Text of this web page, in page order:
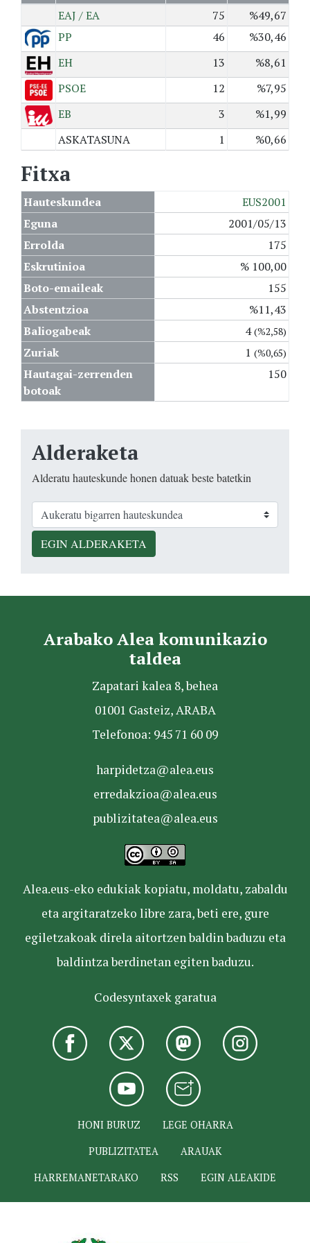
EAJ / EA
75
%49,67
PP
46
%30,46
EH
13
%8,61
PSOE
12
%7,95
EB
3
%1,99
ASKATASUNA
1 %0,66
Fitxa
Hauteskundea
EUS2001
Eguna
2001/05/13
Errolda
175
Eskrutinioa
% 100,00
Boto-emaileak
155
Abstentzioa
%11,43
Baliogabeak
4(%2,58)
Zuriak 1 (%0,65)
Hautagai-zerrenden
botoak
150
Alderaketa
Alderatu hauteskunde honen datuak beste batetkin
EGIN ALDERAKETA
Arabako Alea komunikazio
taldea
Zapatari kalea 8, behea
01001 Gasteiz, ARABA
Telefonoa: 945 71 60 09
harpidetza@alea.eus
erredakzioa@alea.eus
publizitatea@alea.eus
Alea.eus-eko edukiak kopiatu, moldatu, zabaldu
eta argitaratzeko libre zara, beti ere, gure
egiletzakoak direla aitortzen baldin baduzu eta
baldintza berdinetan egiten baduzu.
Codesyntaxek garatua
HONI BURUZ
LEGE OHARRA
PUBLIZITATEA
ARAUAK
HARREMANETARAKO
RSS EGIN ALEAKIDE